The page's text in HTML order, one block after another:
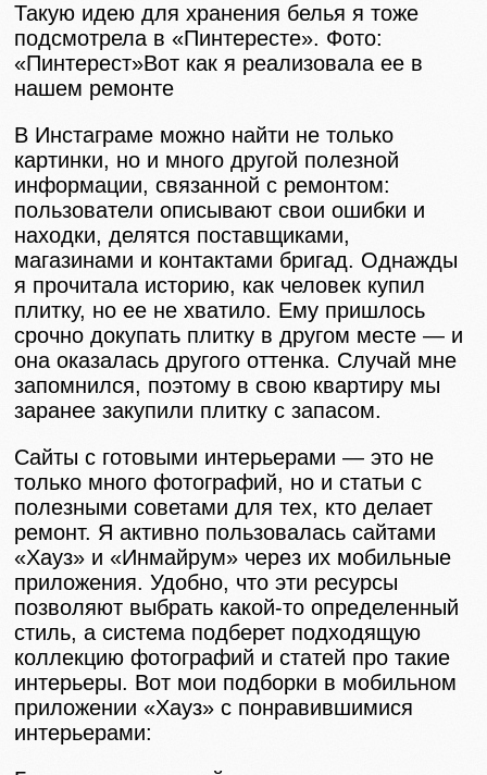
Такую идею для хранения белья я тоже
подсмотрела в «Пинтересте». Фото:
«Пинтерест»Вот как я реализовала ее в
нашем ремонте
В Инстаграме можно найти не только
картинки, но и много другой полезной
информации, связанной с ремонтом:
пользователи описывают свои ошибки и
находки, делятся поставщиками,
магазинами и контактами бригад. Однажды
я прочитала историю, как человек купил
плитку, но ее не хватило. Ему пришлось
срочно докупать плитку в другом месте — и
она оказалась другого оттенка. Случай мне
запомнился, поэтому в свою квартиру мы
заранее закупили плитку с запасом.
Сайты с готовыми интерьерами — это не
только много фотографий, но и статьи с
полезными советами для тех, кто делает
ремонт. Я активно пользовалась сайтами
«Хауз» и «Инмайрум» через их мобильные
приложения. Удобно, что эти ресурсы
позволяют выбрать какой-то определенный
стиль, а система подберет подходящую
коллекцию фотографий и статей про такие
интерьеры. Вот мои подборки в мобильном
приложении «Хауз» с понравившимися
интерьерами: